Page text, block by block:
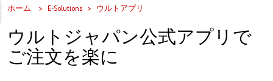
ホーム E-Solutions ウルトアプリ
ウルトジャパン公式アプリで
ご注文を楽に